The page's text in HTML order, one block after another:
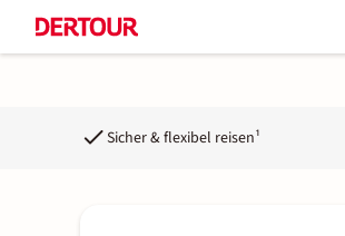
Sicher & flexibel reisen¹